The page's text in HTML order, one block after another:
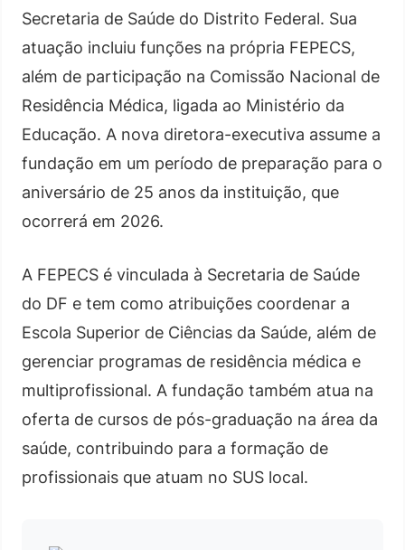
Secretaria de Saúde do Distrito Federal. Sua
atuação incluiu funções na própria FEPECS,
além de participação na Comissão Nacional de
Residência Médica, ligada ao Ministério da
Educação. A nova diretora-executiva assume a
fundação em um período de preparação para o
aniversário de 25 anos da instituição, que
ocorrerá em 2026.
A FEPECS é vinculada à Secretaria de Saúde
do DF e tem como atribuições coordenar a
Escola Superior de Ciências da Saúde, além de
gerenciar programas de residência médica e
multiprofissional. A fundação também atua na
oferta de cursos de pós-graduação na área da
saúde, contribuindo para a formação de
profissionais que atuam no SUS local.